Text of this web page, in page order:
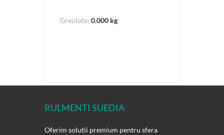
Greutate: 0.000 kg
RULMENTI SUEDIA
Oferim solutii premium pentru sfera